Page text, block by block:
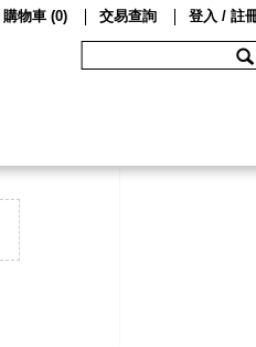
購物車 (0) 交易查詢 登入 / 註